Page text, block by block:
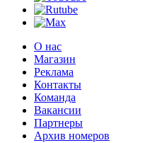
О нас
Магазин
Реклама
Контакты
Команда
Вакансии
Партнеры
Архив номеров